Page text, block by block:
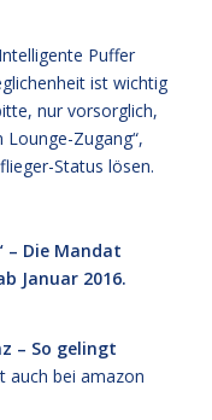
Puffer
ist wichtig
nur vorsorglich,
Lounge-Zugang“,
Status lösen.
– Die Mandat
Januar 2016.
– So gelingt
auch bei amazon